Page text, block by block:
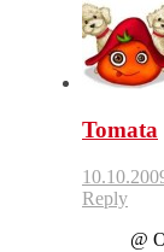
Tomata
Reply
@